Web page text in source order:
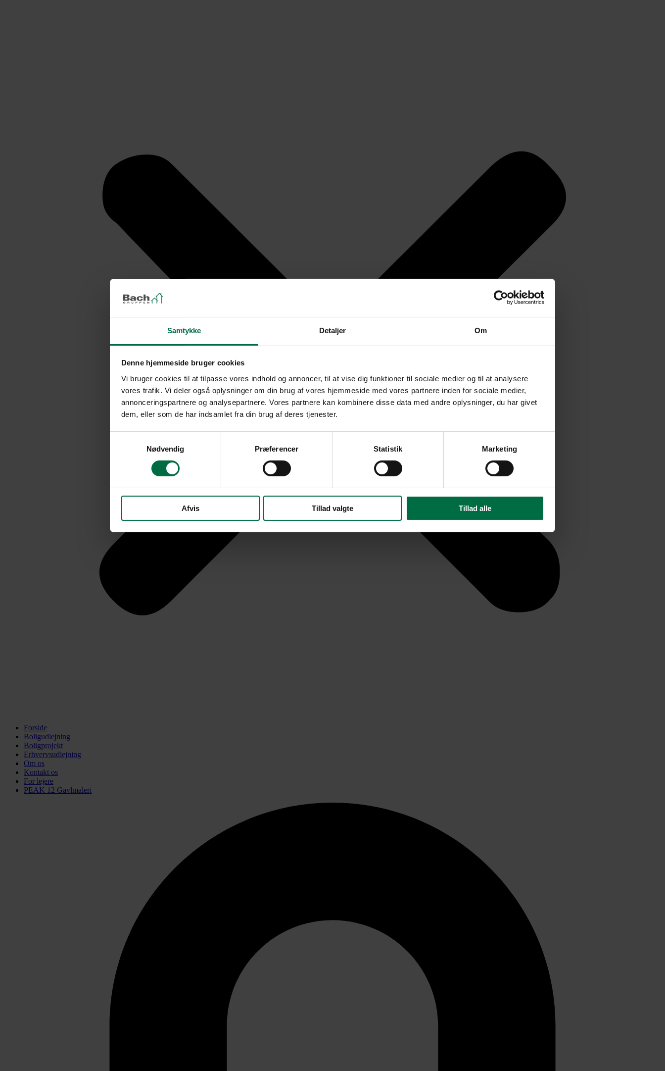
Samtykke Detaljer Om
Denne hjemmeside bruger cookies
Vi bruger cookies til at tilpasse vores indhold og annoncer, til at vise dig funktioner til sociale medier og til at analysere
vores trafik. Vi deler også oplysninger om din brug af vores hjemmeside med vores partnere inden for sociale medier,
annonceringspartnere og analysepartnere. Vores partnere kan kombinere disse data med andre oplysninger, du har givet
dem, eller som de har indsamlet fra din brug af deres tjenester.
Nødvendig
Præferencer Statistik Marketing
Afvis Tillad valgte Tillad alle
Forside
Boligudlejning
Boligprojekt
Erhvervsudlejning
Om os
Kontakt os
For lejere
PEAK 12 Gavlmaleri